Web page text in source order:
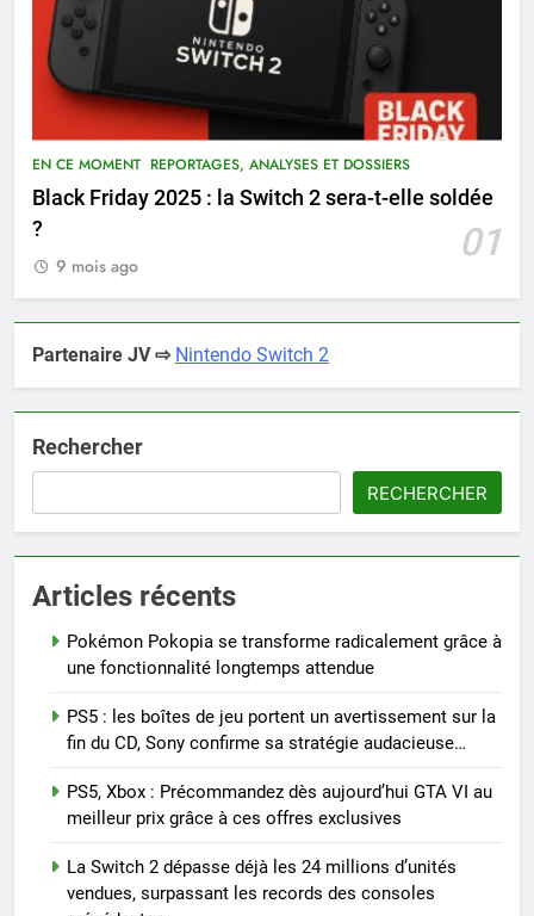
EN CE MOMENT REPORTAGES, ANALYSES ET DOSSIERS
Black Friday 2025 : la Switch 2 sera-t-elle soldée
?
01
9 mois ago
Partenaire JV ⇨ Nintendo Switch 2
Rechercher
RECHERCHER
Articles récents
Pokémon Pokopia se transforme radicalement grâce à
une fonctionnalité longtemps attendue
PS5 : les boîtes de jeu portent un avertissement sur la
fin du CD, Sony confirme sa stratégie audacieuse…
PS5, Xbox : Précommandez dès aujourd’hui GTA VI au
meilleur prix grâce à ces offres exclusives
La Switch 2 dépasse déjà les 24 millions d’unités
vendues, surpassant les records des consoles